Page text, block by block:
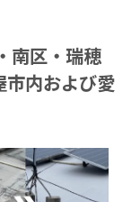
南区・瑞穂
市内および愛